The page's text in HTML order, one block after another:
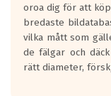
oroa dig för att
bredaste
vilka mått som
de fälgar och
rätt diameter,